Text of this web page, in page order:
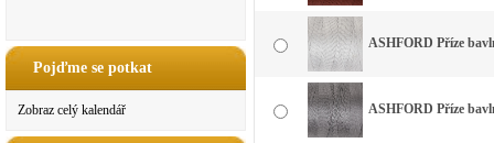
Pojďme se potkat
Zobraz celý kalendář
ASHFORD Příze
ASHFORD Příze